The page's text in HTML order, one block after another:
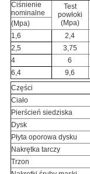
Ciśnienie
nominalne
Test
powłoki
(Mpa)
(Mpa)
1,6
2,4
2,5 3,75
4
6
6,4
9,6
Części
Ciało
Pierścień siedziska
Dysk
Płyta oporowa dysku
Nakrętka tarczy
Trzon